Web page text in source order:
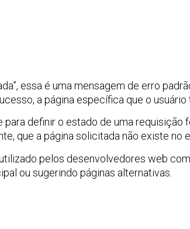
essa é uma mensagem de erro
a página específica que o
para definir o estado de uma
que a página solicitada não existe no
pelos desenvolvedores web
ou sugerindo páginas alternativas.